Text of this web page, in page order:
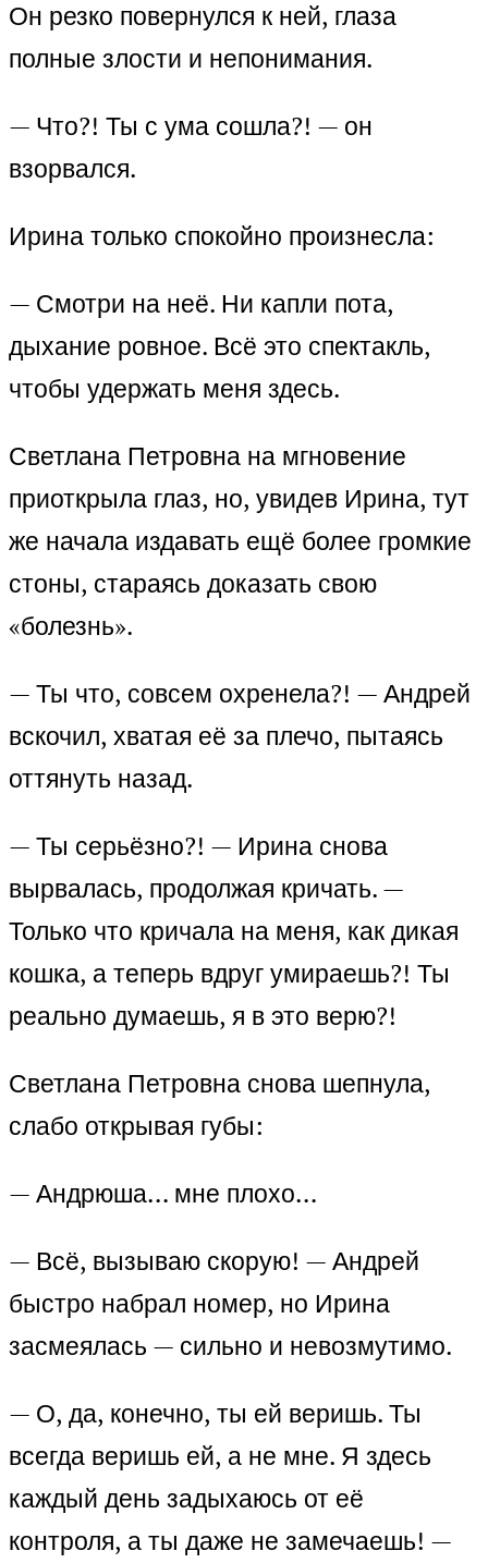
Он резко повернулся к ней, глаза
полные злости и непонимания.
— Что?! Ты с ума сошла?! — он
взорвался.
Ирина только спокойно произнесла:
— Смотри на неё. Ни капли пота,
дыхание ровное. Всё это спектакль,
чтобы удержать меня здесь.
Светлана Петровна на мгновение
приоткрыла глаз, но, увидев Ирина, тут
же начала издавать ещё более громкие
стоны, стараясь доказать свою
«болезнь».
— Ты что, совсем охренела?! — Андрей
вскочил, хватая её за плечо, пытаясь
оттянуть назад.
— Ты серьёзно?! — Ирина снова
вырвалась, продолжая кричать. —
Только что кричала на меня, как дикая
кошка, а теперь вдруг умираешь?! Ты
реально думаешь, я в это верю?!
Светлана Петровна снова шепнула,
слабо открывая губы:
— Андрюша… мне плохо…
— Всё, вызываю скорую! — Андрей
быстро набрал номер, но Ирина
засмеялась — сильно и невозмутимо.
— О, да, конечно, ты ей веришь. Ты
всегда веришь ей, а не мне. Я здесь
каждый день задыхаюсь от её
контроля, а ты даже не замечаешь! —